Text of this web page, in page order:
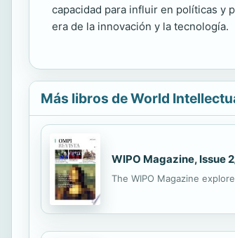
capacidad para influir en políticas y
era de la innovación y la tecnología.
Más libros de World
WIPO Magazine, Issue
The WIPO Magazine